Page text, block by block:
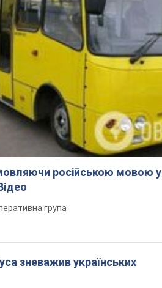
російською мовою у
група
зневажив українських